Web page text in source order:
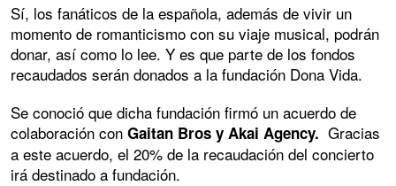
Sí, los fanáticos de la española, además de vivir un
momento de romanticismo con su viaje musical, podrán
donar, así como lo lee. Y es que parte de los fondos
recaudados serán donados a la fundación Dona Vida.
Se conoció que dicha fundación firmó un acuerdo de
colaboración con Gaitan Bros y Akai Agency. Gracias
a este acuerdo, el 20% de la recaudación del concierto
irá destinado a fundación.